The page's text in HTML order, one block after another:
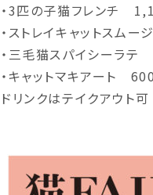
・3匹の子猫フレンチ
・ストレイキャットスム
・三毛猫スパイシーラテ
・キャットマキアート 600
ドリンクはテイクアウト